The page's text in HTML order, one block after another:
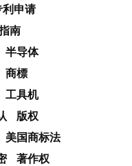
利申请
南
半导体
商標
工具机
版权
美国商标法
著作权